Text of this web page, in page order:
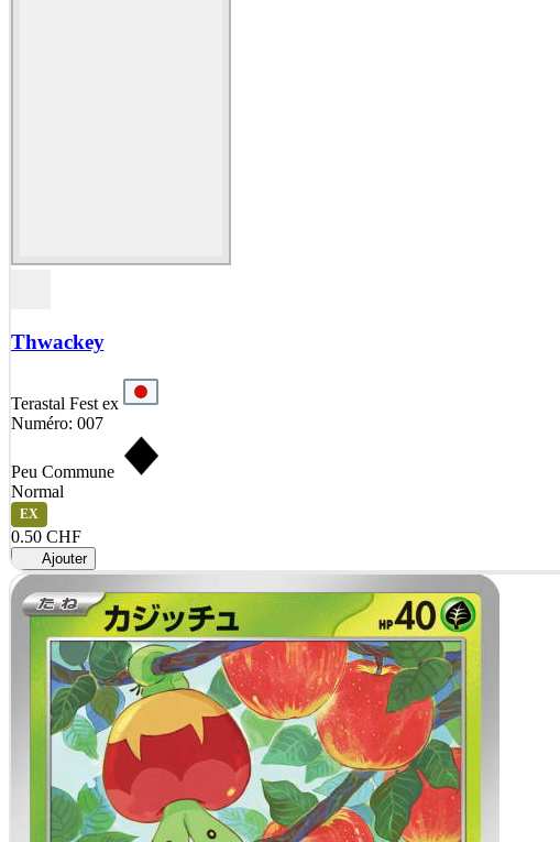
Thwackey
Terastal Fest ex
Numéro: 007
Peu Commune
Normal
EX
0.50 CHF
Ajouter